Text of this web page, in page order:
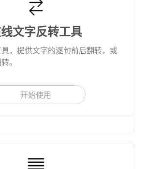
文字反转工具
，提供文字的逐句前后翻转，或
。
开始使用